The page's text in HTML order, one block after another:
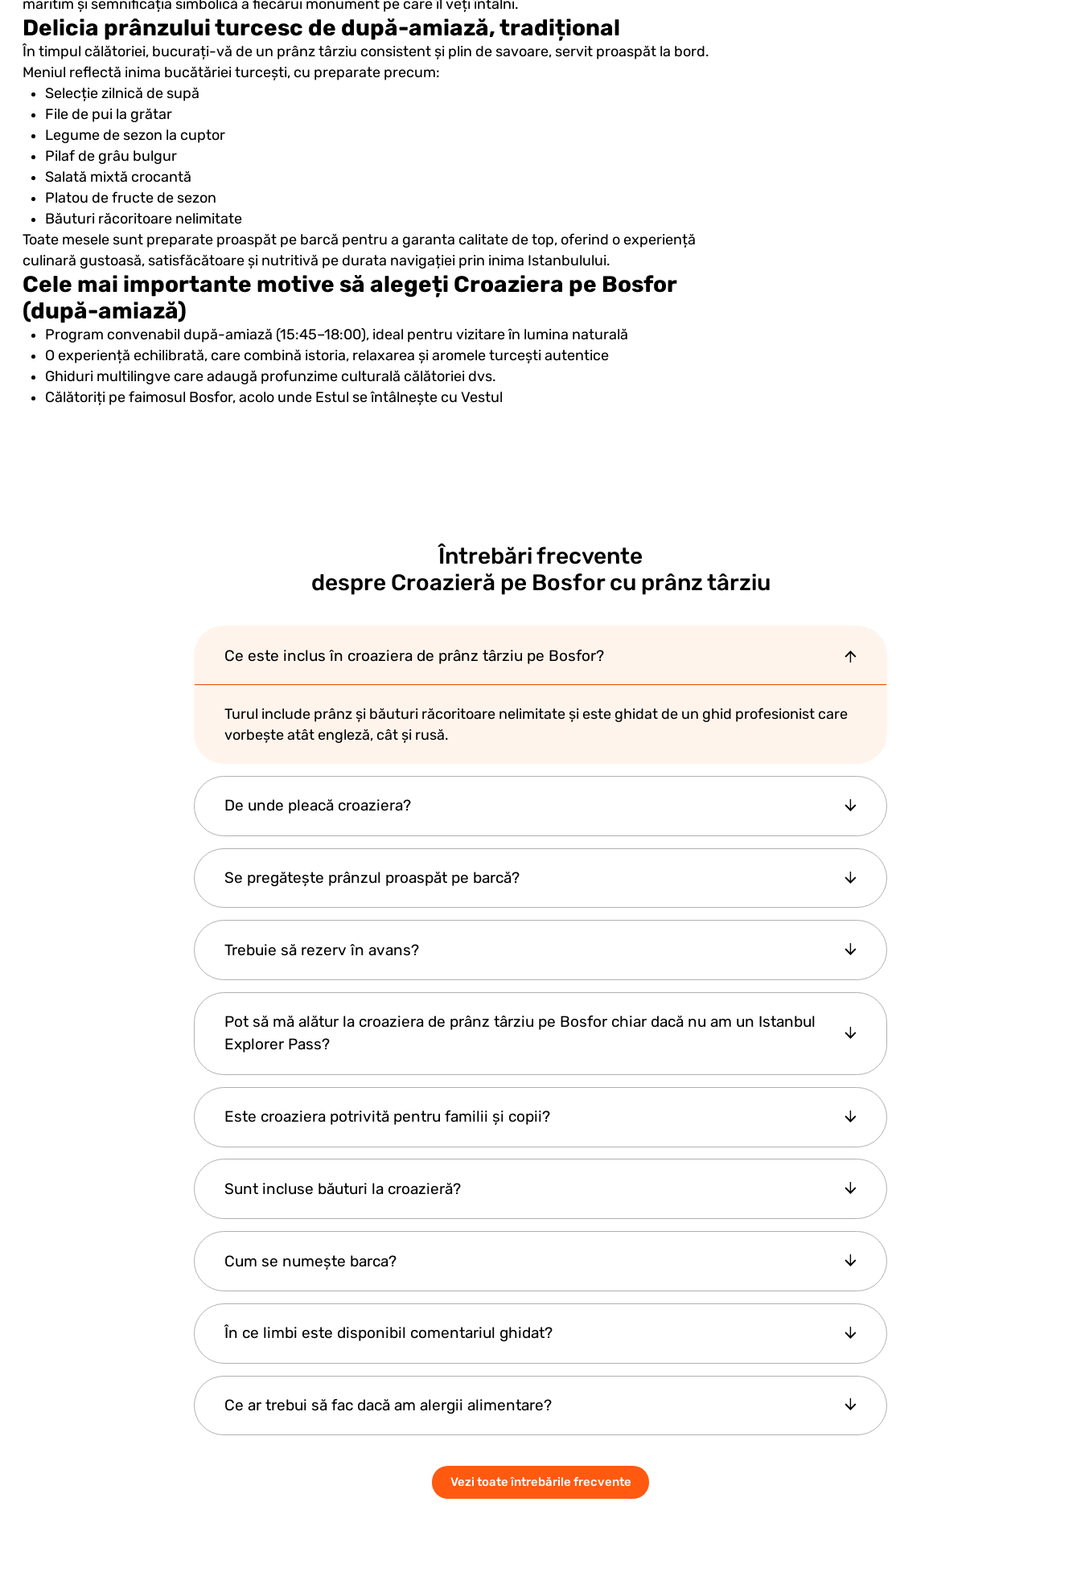
maritim și semnificația simbolică a fiecărui monument pe care îl veți întâlni.
Delicia prânzului turcesc de după-amiază, tradițional
În timpul călătoriei, bucurați-vă de un prânz târziu consistent și plin de savoare, servit proaspăt la bord.
Meniul reflectă inima bucătăriei turcești, cu preparate precum:
Selecție zilnică de supă
File de pui la grătar
Legume de sezon la cuptor
Pilaf de grâu bulgur
Salată mixtă crocantă
Platou de fructe de sezon
Băuturi răcoritoare nelimitate
Toate mesele sunt preparate proaspăt pe barcă pentru a garanta calitate de top, oferind o experiență
culinară gustoasă, satisfăcătoare și nutritivă pe durata navigației prin inima Istanbulului.
Cele mai importante motive să alegeți Croaziera pe Bosfor
(după-amiază)
Program convenabil după-amiază (15:45–18:00), ideal pentru vizitare în lumina naturală
O experiență echilibrată, care combină istoria, relaxarea și aromele turcești autentice
Ghiduri multilingve care adaugă profunzime culturală călătoriei dvs.
Călătoriți pe faimosul Bosfor, acolo unde Estul se întâlnește cu Vestul
Întrebări frecvente
despre Croazieră pe Bosfor cu prânz târziu
Ce este inclus în croaziera de prânz târziu pe Bosfor?
Turul include prânz și băuturi răcoritoare nelimitate și este ghidat de un ghid profesionist care
vorbește atât engleză, cât și rusă.
De unde pleacă croaziera?
situată chiar în spatele chioșcului Dentur Port. Vă rugăm să ajungeți la vapor până la
Se pregătește prânzul proaspăt pe barcă?
se pot face ajustări. Meniul include pui la grătar, pilaf de bulgur, legume de sezon și fructe.
Trebuie să rezerv în avans?
clienților Istanbul Explorer Pass.
Pot să mă alătur la croaziera de prânz târziu pe Bosfor chiar dacă nu am un Istanbul
Explorer Pass?
să prezentați ID-ul dvs. de Istanbul Explorer Pass pentru a urca pe barcă.
Este croaziera potrivită pentru familii și copii?
o fac plăcută atât pentru adulți, cât și pentru copii.
Sunt incluse băuturi la croazieră?
la bord—băuturile locale sunt 10 € , băuturile importate sunt 15 € per pahar.
Cum se numește barca?
În ce limbi este disponibil comentariul ghidat?
înțeleagă istoria bogată a Bosforului și a reperelor sale.
Ce ar trebui să fac dacă am alergii alimentare?
Vă rugăm să anunțați personalul bărcii dacă aveți alergii. Masa dvs. va fi pregătită în
Vezi toate întrebările frecvente